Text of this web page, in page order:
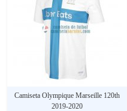
Camiseta Olympique Marseille 120th
2019-2020